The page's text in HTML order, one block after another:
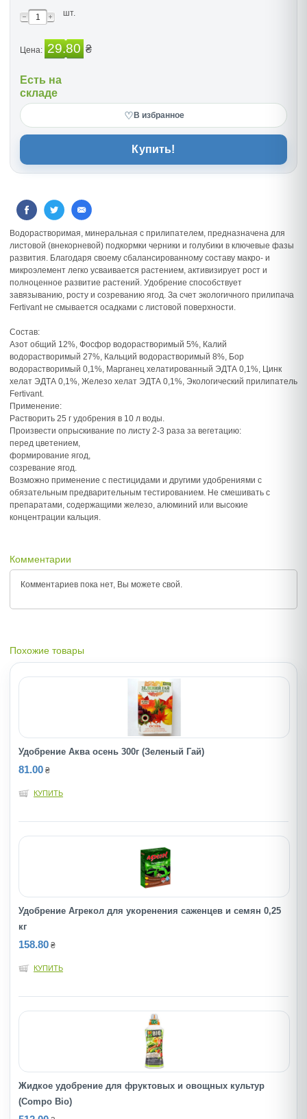
шт.
Цена: 29.80 ₴
Есть на
складе
♡ В избранное
Купить!
Водорастворимая, минеральная с прилипателем, предназначена для
листовой (внекорневой) подкормки черники и голубики в ключевые фазы
развития. Благодаря своему сбалансированному составу макро- и
микроэлемент легко усваивается растением, активизирует рост и
полноценное развитие растений. Удобрение способствует
завязыванию, росту и созреванию ягод. За счет экологичного прилипача
Fertivant не смывается осадками с листовой поверхности.
Состав:
Азот общий 12%, Фосфор водорастворимый 5%, Калий
водорастворимый 27%, Кальций водорастворимый 8%, Бор
водорастворимый 0,1%, Марганец хелатированный ЭДТА 0,1%, Цинк
хелат ЭДТА 0,1%, Железо хелат ЭДТА 0,1%, Экологический прилипатель
Fertivant.
Применение:
Растворить 25 г удобрения в 10 л воды.
Произвести опрыскивание по листу 2-3 раза за вегетацию:
перед цветением,
формирование ягод,
созревание ягод.
Возможно применение с пестицидами и другими удобрениями с
обязательным предварительным тестированием. Не смешивать с
препаратами, содержащими железо, алюминий или высокие
концентрации кальция.
Комментарии
Комментариев пока нет, Вы можете свой.
Похожие товары
Удобрение Аква осень 300г (Зеленый Гай)
81.00 ₴
КУПИТЬ
Удобрение Агрекол для укоренения саженцев и семян 0,25
кг
158.80 ₴
КУПИТЬ
Жидкое удобрение для фруктовых и овощных культур
(Compo Bio)